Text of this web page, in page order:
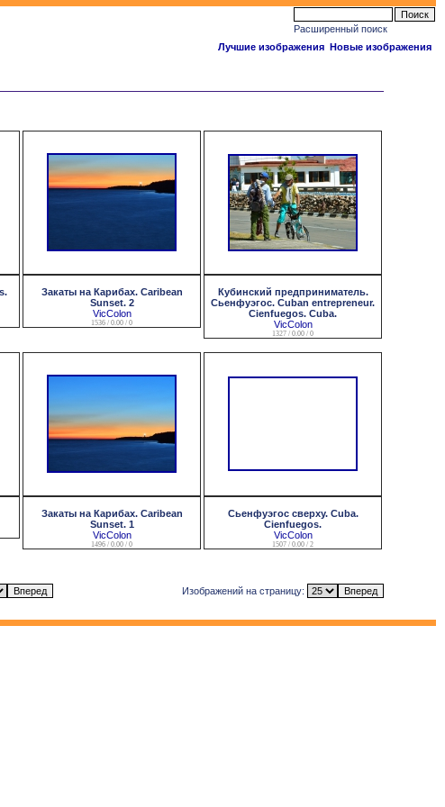
Расширенный поиск
Лучшие изображения Новые изображения
Закаты на Карибах. Caribean
Sunset. 2
VicColon
1536 / 0.00 / 0
Кубинский предприниматель.
Сьенфуэгос. Cuban entrepreneur.
Cienfuegos. Cuba.
VicColon
1327 / 0.00 / 0
Закаты на Карибах. Caribean
Sunset. 1
VicColon
1496 / 0.00 / 0
Сьенфуэгос сверху. Cuba.
Cienfuegos.
VicColon
1507 / 0.00 / 2
Изображений на страницу: